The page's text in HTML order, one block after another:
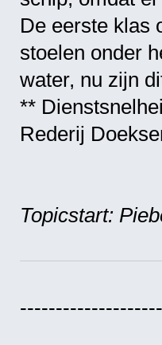
De eerste klas
stoelen onder
water, nu zijn
**
Rederij
Topicstart: